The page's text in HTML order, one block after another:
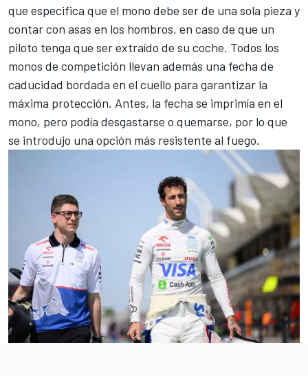
que especifica que el mono debe ser de una sola pieza y
contar con asas en los hombros, en caso de que un
piloto tenga que ser extraído de su coche. Todos los
monos de competición llevan además una fecha de
caducidad bordada en el cuello para garantizar la
máxima protección. Antes, la fecha se imprimía en el
mono, pero podía desgastarse o quemarse, por lo que
se introdujo una opción más resistente al fuego.